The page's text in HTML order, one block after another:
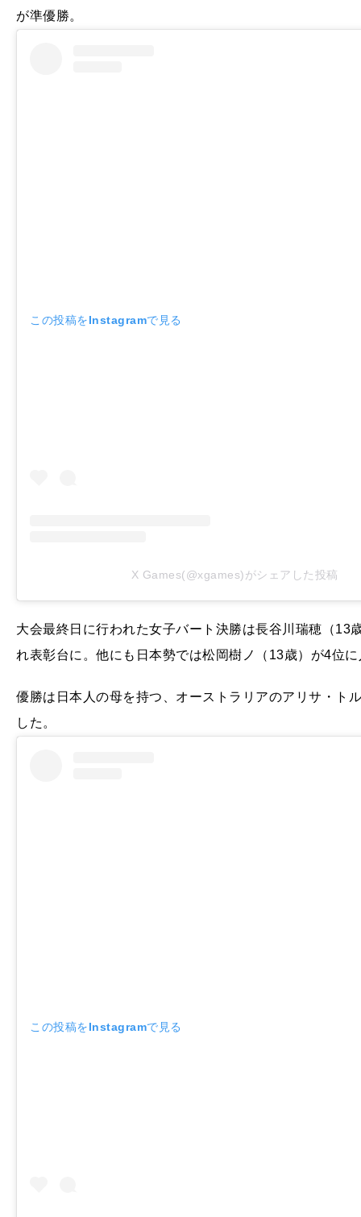
が準優勝。
この投稿をInstagramで見る
X Games(@xgames)がシェアした投稿
大会最終日に行われた女子バート決勝は長谷川瑞穂（13
れ表彰台に。他にも日本勢では松岡樹ノ（13歳）が4位
優勝は日本人の母を持つ、オーストラリアのアリサ・ト
した。
この投稿をInstagramで見る